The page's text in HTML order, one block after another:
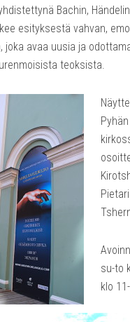
Bachin,
esityksestä vahvan,
joka avaa uusia ja
teoksista.
su-to
klo